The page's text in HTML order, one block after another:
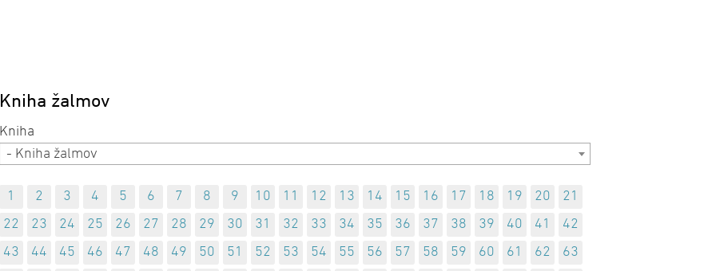
Kniha žalmov
- Kniha žalmov
1 2 3 4 5 6 7 8 9 10 11 12 13 14 15 16 17 18 19 20
21
22
23 24 25 26 27 28 29 30 31 32 33 34 35 36 37 38 39 40 41
42
43
44 45 46 47 48 49 50 51 52 53 54 55 56 57 58 59 60 61 62
63